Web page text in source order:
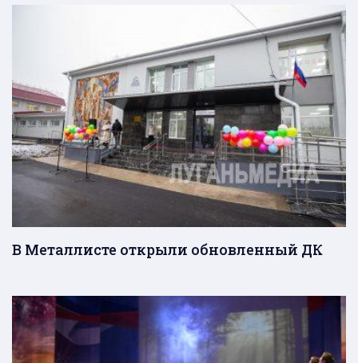
В Металлисте открыли обновленный ДК